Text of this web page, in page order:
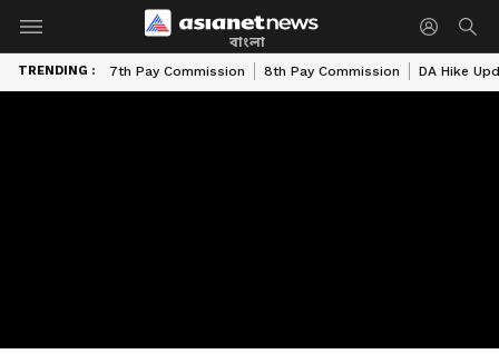
বাংলা
TRENDING : 7th Pay Commission 8th Pay Commission DA Hike